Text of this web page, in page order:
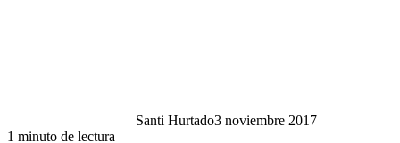
Santi Hurtado3 noviembre 2017
1 minuto de lectura